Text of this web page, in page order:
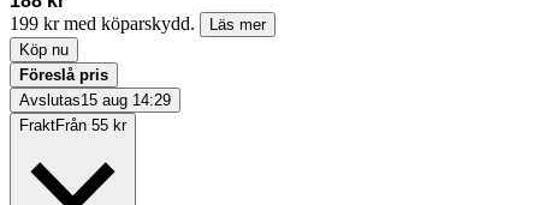
199 kr med köparskydd.
Läs mer
Köp nu
Föreslå pris
Avslutas15 aug 14:29
FraktFrån 55 kr